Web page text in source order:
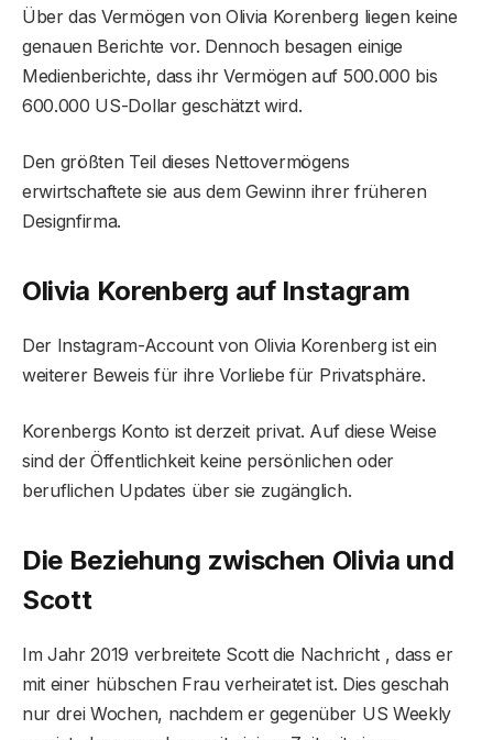
Über das Vermögen von Olivia Korenberg liegen keine
genauen Berichte vor. Dennoch besagen einige
Medienberichte, dass ihr Vermögen auf 500.000 bis
600.000 US-Dollar geschätzt wird.
Den größten Teil dieses Nettovermögens
erwirtschaftete sie aus dem Gewinn ihrer früheren
Designfirma.
Olivia Korenberg auf Instagram
Der Instagram-Account von Olivia Korenberg ist ein
weiterer Beweis für ihre Vorliebe für Privatsphäre.
Korenbergs Konto ist derzeit privat. Auf diese Weise
sind der Öffentlichkeit keine persönlichen oder
beruflichen Updates über sie zugänglich.
Die Beziehung zwischen Olivia und
Scott
Im Jahr 2019 verbreitete Scott die Nachricht , dass er
mit einer hübschen Frau verheiratet ist. Dies geschah
nur drei Wochen, nachdem er gegenüber US Weekly